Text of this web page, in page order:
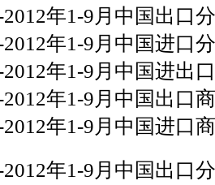
2012年1-9月中国出口
2012年1-9月中国进口
2012年1-9月中国进出
2012年1-9月中国出口
2012年1-9月中国进口
2012年1-9月中国出口